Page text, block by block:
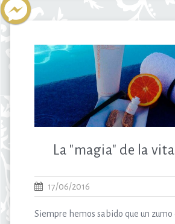
La "magia" de la
17/06/2016
Siempre hemos sabido que un zumo